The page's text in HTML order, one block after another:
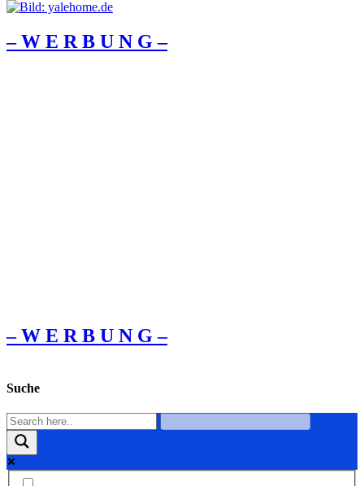
– W Ε R Β U Ν G –
– W Ε R Β U Ν G –
Suche